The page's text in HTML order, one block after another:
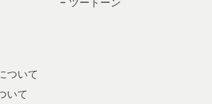
ついて
いて
– ツートーン